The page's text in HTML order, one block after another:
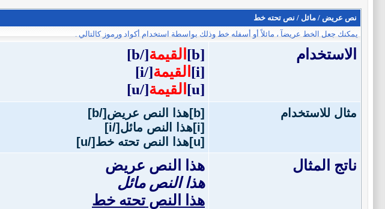
نص عريض / مائل / نص تحته خط
يمكنك جعل الخط عريضآ ، مائلاً أو أسفله خط وذلك بواسطة استخدام أكواد ورموز كالتالي .
الاستخدام [b] القيمة[/b]
[i]
القيمة[/i]
[u]
القيمة[/u]
مثال للاستخدام
[b]هذا النص عريض[/b]
[i]هذا النص مائل[/i]
[u]هذا النص تحته خط[/u]
ناتج المثال
هذا النص عريض
هذا النص مائل
هذا النص تحته خط